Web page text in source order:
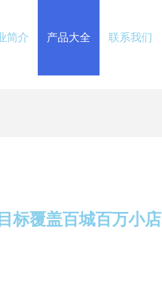
简介 产品大全 联系我们
标覆盖百城百万小店